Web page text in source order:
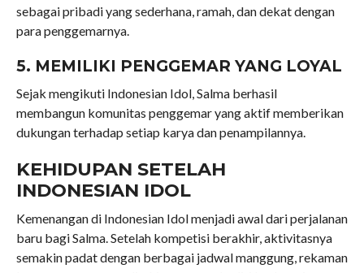
sebagai pribadi yang sederhana, ramah, dan dekat dengan
para penggemarnya.
5. MEMILIKI PENGGEMAR YANG LOYAL
Sejak mengikuti Indonesian Idol, Salma berhasil
membangun komunitas penggemar yang aktif memberikan
dukungan terhadap setiap karya dan penampilannya.
KEHIDUPAN SETELAH
INDONESIAN IDOL
Kemenangan di Indonesian Idol menjadi awal dari perjalanan
baru bagi Salma. Setelah kompetisi berakhir, aktivitasnya
semakin padat dengan berbagai jadwal manggung, rekaman